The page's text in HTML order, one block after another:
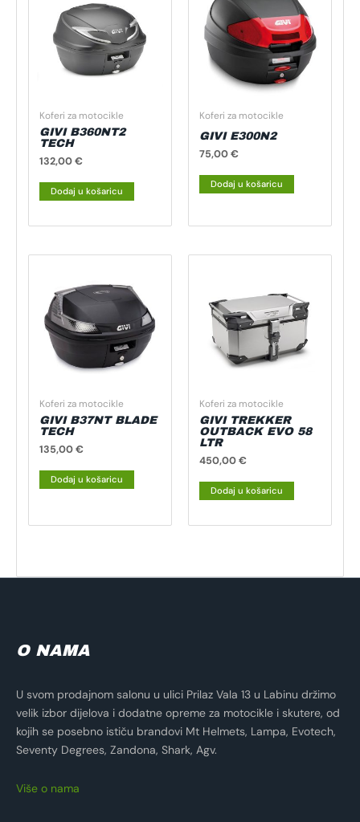
Koferi za motocikle
GIVI B360NT2
TECH
132,00€
Dodaj u košaricu
Koferi za motocikle
GIVI E300N2
75,00€
Dodaj u košaricu
Koferi za motocikle
GIVI B37NT BLADE
TECH
135,00€
Dodaj u košaricu
Koferi za motocikle
GIVI TREKKER
OUTBACK EVO 58
LTR
450,00€
Dodaj u košaricu
O NAMA
U svom prodajnom salonu u ulici Prilaz Vala 13 u Labinu držimo
velik izbor dijelova i dodatne opreme za motocikle i skutere, od
kojih se posebno ističu brandovi Mt Helmets, Lampa, Evotech,
Seventy Degrees, Zandona, Shark, Agv.
Više o nama